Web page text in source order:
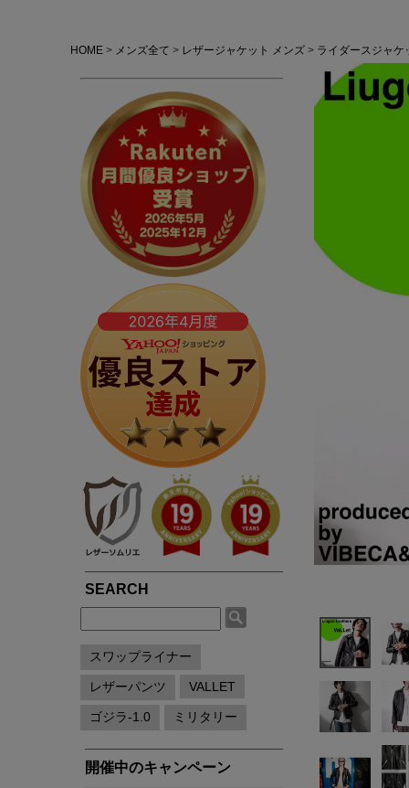
HOME メンズ全て レザージャケット メンズ ライダースジャケ